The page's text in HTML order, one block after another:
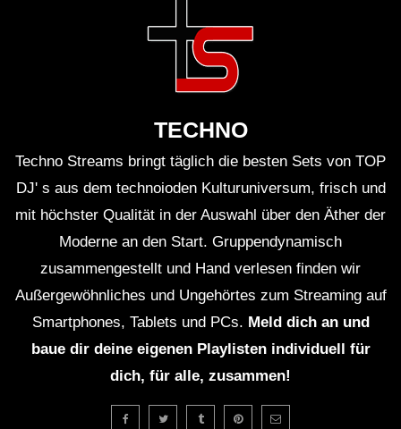
TECHNO
Techno Streams bringt täglich die besten Sets von TOP
DJ' s aus dem technoioden Kulturuniversum, frisch und
mit höchster Qualität in der Auswahl über den Äther der
Moderne an den Start. Gruppendynamisch
zusammengestellt und Hand verlesen finden wir
Außergewöhnliches und Ungehörtes zum Streaming auf
Smartphones, Tablets und PCs. Meld dich an und
baue dir deine eigenen Playlisten individuell für
dich, für alle, zusammen!